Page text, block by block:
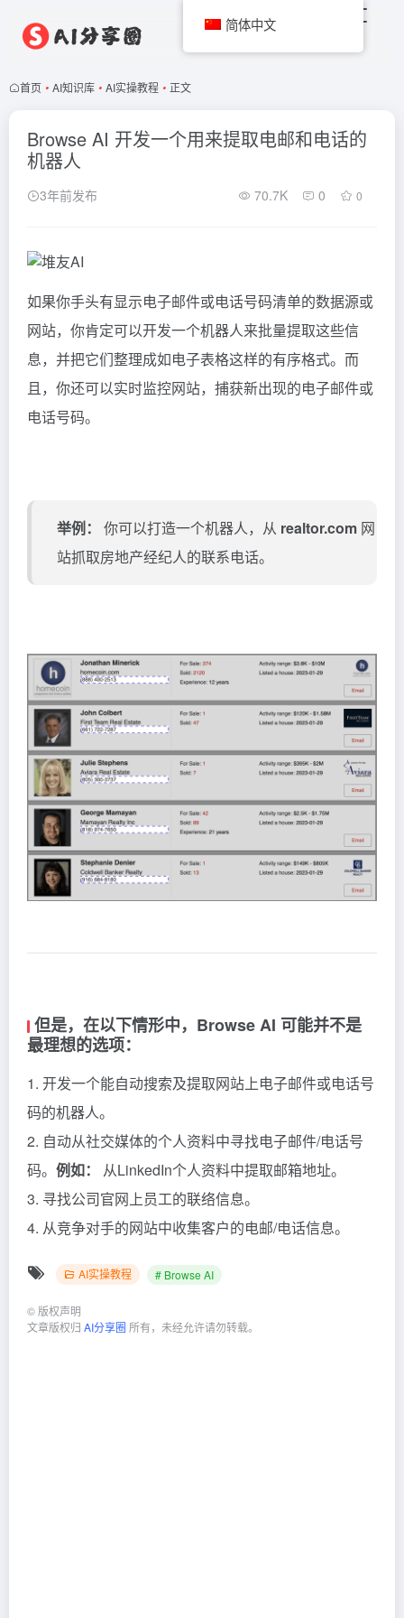
首页 • AI知识库 • AI实操教程 • 正文
Browse AI 开发一个用来提取电邮和电话的
机器人
3年前发布 70.7K 0 0
如果你手头有显示电子邮件或电话号码清单的数据源或
网站，你肯定可以开发一个机器人来批量提取这些信
息，并把它们整理成如电子表格这样的有序格式。而
且，你还可以实时监控网站，捕获新出现的电子邮件或
电话号码。
举例： 你可以打造一个机器人，从 realtor.com 网
站抓取房地产经纪人的联系电话。
但是，在以下情形中，Browse AI 可能并不是
最理想的选项：
1. 开发一个能自动搜索及提取网站上电子邮件或电话号
码的机器人。
2. 自动从社交媒体的个人资料中寻找电子邮件/电话号
码。 例如：
从LinkedIn个人资料中提取邮箱地址。
3. 寻找公司官网上员工的联络信息。
4. 从竞争对手的网站中收集客户的电邮/电话信息。
AI实操教程 # Browse AI
© 版权声明
文章版权归 AI分享圈 所有，未经允许请勿转载。
简体中文